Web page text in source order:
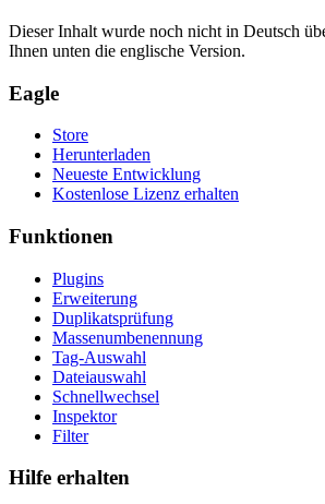
Dieser Inhalt wurde noch nicht in Deutsch
Ihnen unten die englische Version.
Eagle
Store
Herunterladen
Neueste Entwicklung
Kostenlose Lizenz erhalten
Funktionen
Plugins
Erweiterung
Duplikatsprüfung
Massenumbenennung
Tag-Auswahl
Dateiauswahl
Schnellwechsel
Inspektor
Filter
Hilfe erhalten